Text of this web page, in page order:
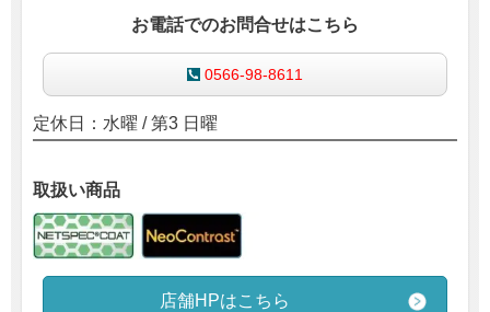
お電話でのお問合せはこちら
0566-98-8611
定休日： 水曜 / 第3 日曜
取扱い商品
店舗HPはこちら